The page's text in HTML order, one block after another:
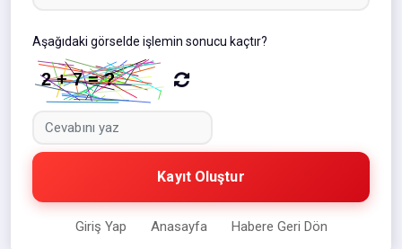
Aşağıdaki görselde işlemin sonucu kaçtır?
Kayıt Oluştur
Giriş Yap Anasayfa Habere Geri Dön